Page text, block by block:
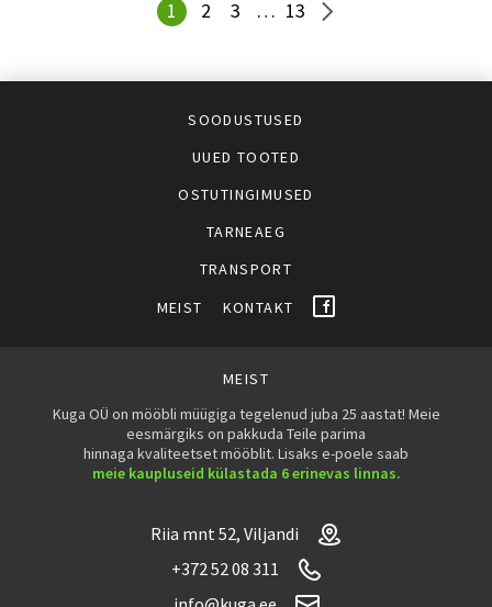
1 2 3 … 13
SOODUSTUSED
UUED TOOTED
OSTUTINGIMUSED
TARNEAEG
TRANSPORT
MEIST
KONTAKT
MEIST
Kuga OÜ on mööbli müügiga tegelenud juba 25 aastat! Meie
eesmärgiks on pakkuda Teile parima
hinnaga kvaliteetset mööblit. Lisaks e-poele saab
meie kaupluseid külastada 6 erinevas linnas.
Riia mnt 52, Viljandi
+372 52 08 311